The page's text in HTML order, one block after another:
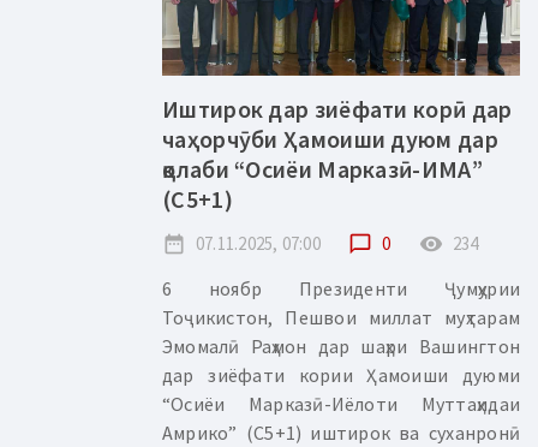
Иштирок дар зиёфати корӣ дар
чаҳорчӯби Ҳамоиши дуюм дар
қолаби “Осиёи Марказӣ-ИМА”
(С5+1)
date_range 07.11.2025, 07:00 chat_bubble_outline 0 remove_red_eye 234
6 ноябр Президенти Ҷумҳурии
Тоҷикистон, Пешвои миллат муҳтарам
Эмомалӣ Раҳмон дар шаҳри Вашингтон
дар зиёфати кории Ҳамоиши дуюми
“Осиёи Марказӣ-Иёлоти Муттаҳидаи
Амрико” (С5+1) иштирок ва суханронӣ